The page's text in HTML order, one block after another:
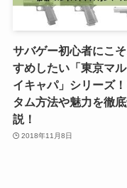
サバゲー初心者にこ
すめしたい「東京マ
イキャパ」シリーズ
タム方法や魅力を徹
説！
2018年11月8日